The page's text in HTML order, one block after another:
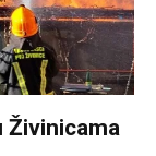
Živinicama